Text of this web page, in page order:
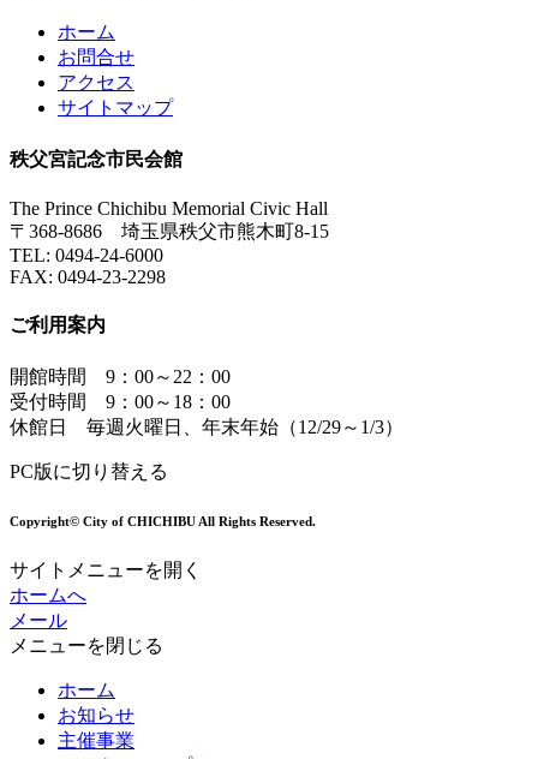
ホーム
お問合せ
アクセス
サイトマップ
秩父宮記念市民会館
The Prince Chichibu Memorial Civic Hall
〒368-8686 埼玉県秩父市熊木町8-15
TEL: 0494-24-6000
FAX: 0494-23-2298
ご利用案内
開館時間 9：00～22：00
受付時間 9：00～18：00
休館日 毎週火曜日、年末年始（12/29～1/3）
PC版に切り替える
Copyright© City of CHICHIBU All Rights Reserved.
サイトメニューを開く
ホームへ
メール
メニューを閉じる
ホーム
お知らせ
主催事業